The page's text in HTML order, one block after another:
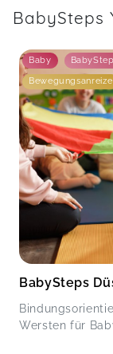
BabySteps
Baby
Bewegungsanreize
BabySteps
Wersten für